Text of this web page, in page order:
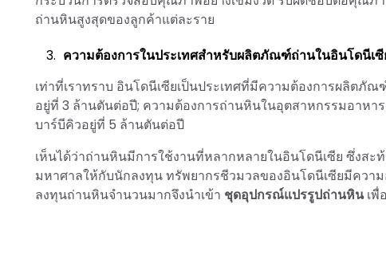
ถ่านหินสูงสุดของลูกค้าแต่ละราย
ความต้องการในประเทศสำหรับผลิตภัณฑ์ถ่านในอินโดนีเซี
เท่าที่เราทราบ อินโดนีเซียเป็นประเทศที่มีความต้องการผลิต
อยู่ที่ 3 ล้านตันต่อปี; ความต้องการถ่านหินในอุตสาหกรรมอาห
บาร์บีคิวอยู่ที่ 5 ล้านตันต่อปี
เห็นได้ว่าถ่านหินมีการใช้งานที่หลากหลายในอินโดนีเซีย ซึ่งส
มหาศาลให้กับนักลงทุน ทรัพยากรชีวมวลของอินโดนีเซียมีคว
ลงทุนถ่านหินจำนวนมากจึงนำเข้า ชุดอุปกรณ์แปรรูปถ่านหินเพื่